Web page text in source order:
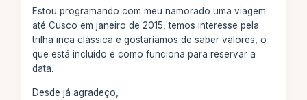
Estou programando com meu namorado uma viagem
até Cusco em janeiro de 2015, temos interesse pela
trilha inca clássica e gostaríamos de saber valores, o
que está incluído e como funciona para reservar a
data.
Desde já agradeço,